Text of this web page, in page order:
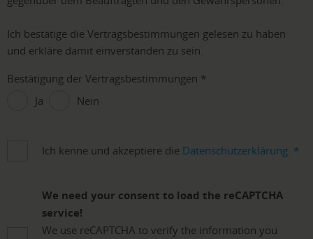
Ich bestätige die Vertragsbestimmungen gelesen zu haben
und erkläre damit einverstanden zu sein.
Bestätigung der Vertragsbestimmungen *
Ja
Nein
Ich kenne und akzeptiere die Datenschutzerklärung. *
We need your consent to load the reCAPTCHA
service!
We use reCAPTCHA to verify the information you